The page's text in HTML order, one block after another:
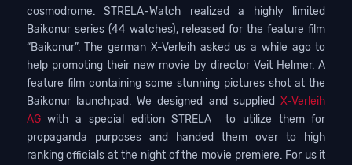
cosmodrome. STRELA-Watch realized a highly limited
Baikonur series (44 watches), released for the feature film
“Baikonur”. The german X-Verleih asked us a while ago to
help promoting their new movie by director Veit Helmer. A
feature film containing some stunning pictures shot at the
Baikonur launchpad. We designed and suppliedX-Verleih
AGwith a special edition STRELA to utilize them for
propaganda purposes and handed them over to high
ranking officials at the night of the movie premiere. For us it